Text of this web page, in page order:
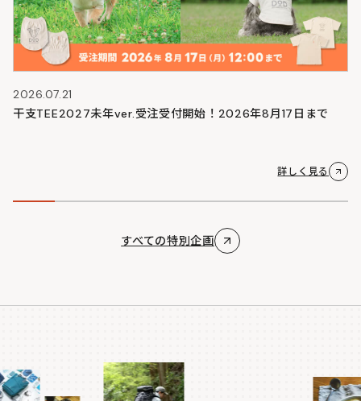
2026.07.21
干支TEE2027未年ver.受注受付開始！2026年8月17日まで
詳しく見る
すべての特別企画